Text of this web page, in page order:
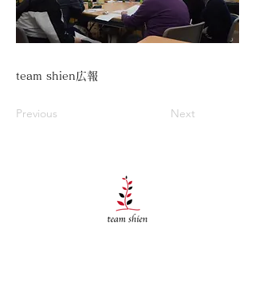
team shien広報
Previous Next